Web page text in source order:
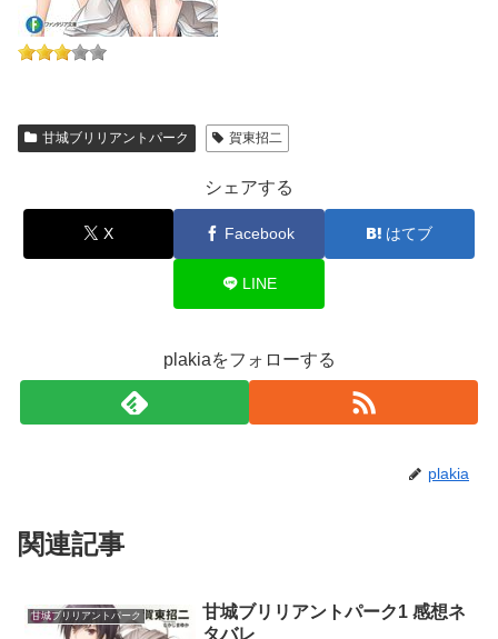
甘城ブリリアントパーク 賀東招二
シェアする
X Facebook はてブ
LINE
plakiaをフォローする
plakia
関連記事
甘城ブリリアントパーク
甘城ブリリアントパーク1 感想ネ
タバレ